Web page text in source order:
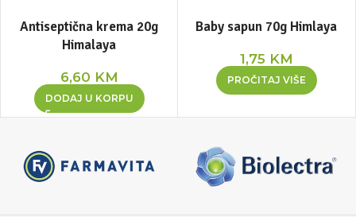
Antiseptična krema 20g
Himalaya
6,60 KM
DODAJ U KORPU
Baby sapun 70g Himlaya
1,75 KM
PROČITAJ VIŠE